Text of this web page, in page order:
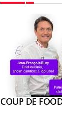
Youtube
COUP DE